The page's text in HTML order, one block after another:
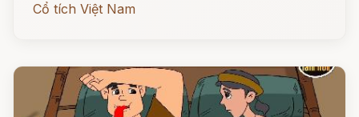
Cổ tích Việt Nam